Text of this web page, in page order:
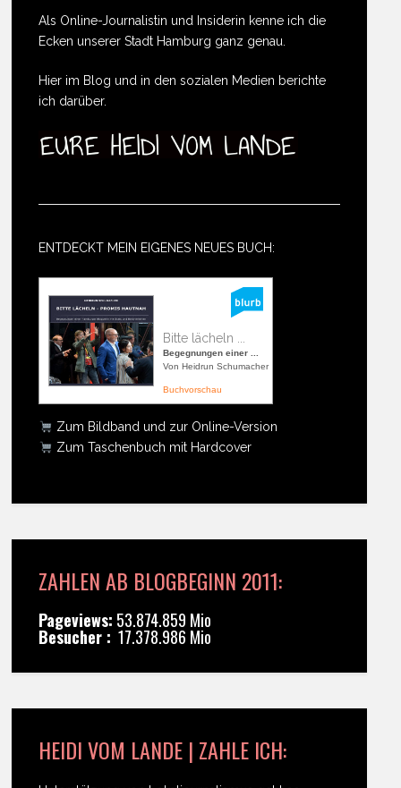
Als Online-Journalistin und Insiderin kenne ich die
Ecken unserer Stadt Hamburg ganz genau.
Hier im Blog und in den sozialen Medien berichte
ich darüber.
ENTDECKT MEIN EIGENES NEUES BUCH:
Bitte lächeln ...
Begegnungen einer ...
Von Heidrun Schumacher
Buchvorschau
Zum Bildband und zur Online-Version
Zum Taschenbuch mit Hardcover
ZAHLEN AB BLOGBEGINN 2011:
Pageviews: 53.874.859 Mio
Besucher : 17.378.986 Mio
HEIDI VOM LANDE | ZAHLE ICH: